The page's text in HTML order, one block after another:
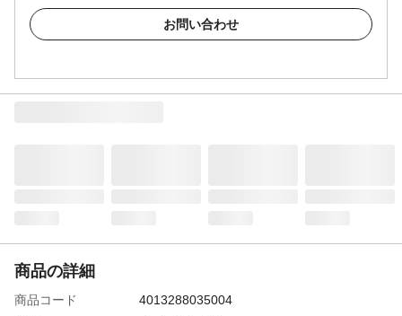
お問い合わせ
商品の詳細
商品コード
4013288035004